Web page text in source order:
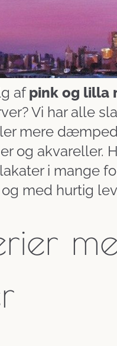
afpink og lilla
Vi har alle
mere
og akvareller.
i mange
med hurtig